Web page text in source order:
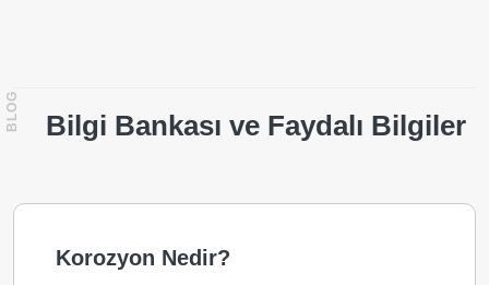
Bilgi Bankası ve Faydalı Bilgiler
BLOG
Korozyon Nedir?